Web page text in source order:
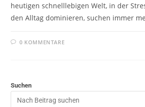
heutigen schnelllebigen Welt, in der
den Alltag dominieren, suchen immer
0 KOMMENTARE
Suchen